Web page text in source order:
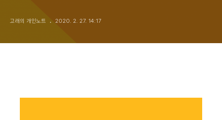
고래의 개인노트 2020. 2. 27. 14:17